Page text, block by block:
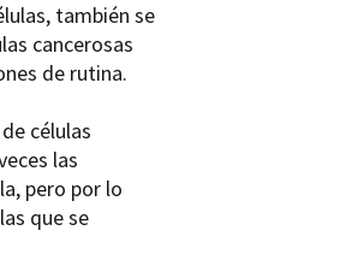
también se
cancerosas
de rutina.
células
las
pero por lo
que se